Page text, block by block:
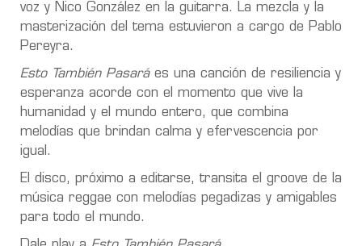
voz y Nico González en la guitarra. La mezcla y la
masterización del tema estuvieron a cargo de Pablo
Pereyra.
Esto También Pasaráes una canción de resiliencia y
esperanza acorde con el momento que vive la
humanidad y el mundo entero, que combina
melodías que brindan calma y efervescencia por
igual.
El disco, próximo a editarse, transita el groove de la
música reggae con melodías pegadizas y amigables
para todo el mundo.